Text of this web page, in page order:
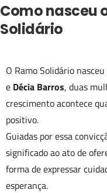
Como nasceu
Solidário
O Ramo Solidário
e Décia Barros, duas
crescimento acontece
positivo.
Guiadas por essa
significado ao ato de
forma de expressar
esperança.